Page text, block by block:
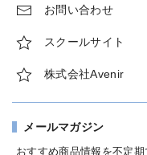
お問い合わせ
スクールサイト
株式会社Avenir
メールマガジン
おすすめ商品情報を不定